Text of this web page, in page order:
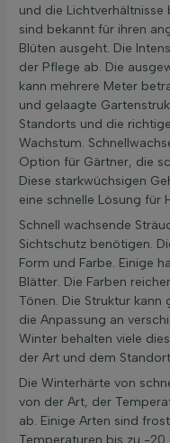
und die
sind bekannt für ihren
Blüten ausgeht. Die
der Pflege ab. Die
kann mehrere Meter
und gelaagte
Standorts und die
Wachstum.
Option für Gärtner, die
Diese starkwüchsigen
eine schnelle Lösung für
Schnell wachsende
Sichtschutz benötigen.
Form und Farbe. Einige
Blätter. Die Farben
Tönen. Die Struktur
die Anpassung an
Winter behalten viele
der Art und dem
Die Winterhärte von
von der Art, der
ab. Einige Arten sind
Temperaturen bis zu -20